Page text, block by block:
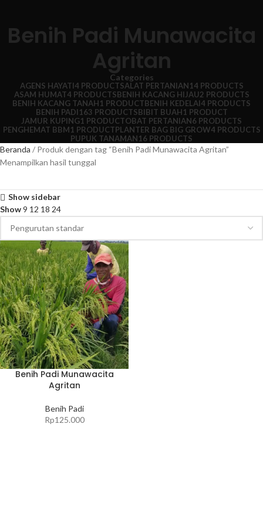
Benih Padi Munawacita
Agritan
Categories
AGENS HAYATI4 PRODUCTSALAT PERTANIAN14 PRODUCTS
ASAM HUMAT4 PRODUCTSBENIH KACANG HIJAU2 PRODUCTS
BENIH KACANG TANAH1 PRODUCTBENIH KEDELAI4 PRODUCTS
BENIH PADI163 PRODUCTSBIBIT BUAH1 PRODUCT
JAMUR KUPING1 PRODUCTOBAT PERTANIAN6 PRODUCTS
PENGHEMAT BBM1 PRODUCTPLANTER BAG BIG GROW4 PRODUCTS
PUPUK TANAMAN16 PRODUCTS
Beranda
Produk dengan tag “Benih Padi Munawacita Agritan”
Menampilkan hasil tunggal
Show sidebar
Show9 12 18 24
Benih Padi Munawacita
Agritan
Benih Padi
Rp125.000